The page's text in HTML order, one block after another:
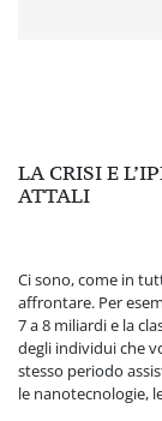
LA CRISI E
ATTALI
Ci sono, come in
affrontare. Per
7 a 8 miliardi e la
degli individui che
stesso periodo
le nanotecnologie,